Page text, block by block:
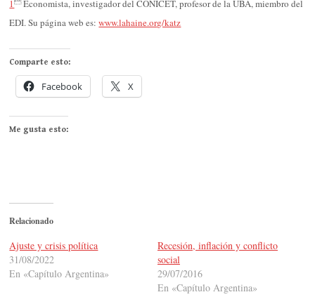
1 Economista, investigador del CONICET, profesor de la UBA, miembro del
EDI. Su página web es:www.lahaine.org/katz
Comparte esto:
Facebook X
Me gusta esto:
Relacionado
Ajuste y crisis política
31/08/2022
En «Capítulo Argentina»
Recesión, inflación y conflicto
social
29/07/2016
En «Capítulo Argentina»